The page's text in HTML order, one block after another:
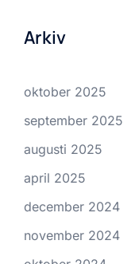
Arkiv
oktober 2025
september 2025
augusti 2025
april 2025
december 2024
november 2024